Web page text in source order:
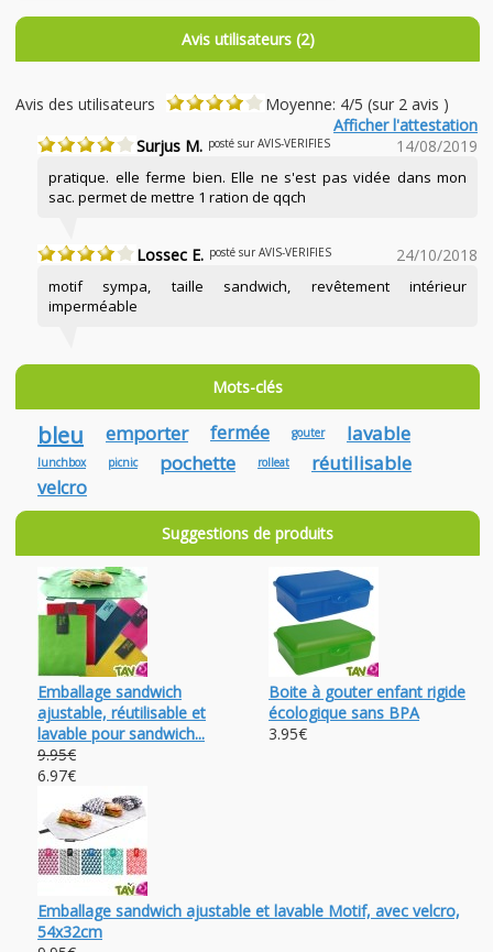
Avis utilisateurs (2)
Avis des utilisateurs
Moyenne: 4/5 (sur 2 avis )
Afficher l'attestation
Surjus M. posté sur AVIS-VERIFIES 14/08/2019
pratique. elle ferme bien. Elle ne s'est pas vidée dans mon
sac. permet de mettre 1 ration de qqch
Lossec E. posté sur AVIS-VERIFIES 24/10/2018
motif sympa, taille sandwich, revêtement intérieur
imperméable
Mots-clés
bleu emporter fermée gouter lavable
lunchbox picnic pochette rolleat réutilisable
velcro
Suggestions de produits
Emballage sandwich
ajustable, réutilisable et
lavable pour sandwich...
9.95€
6.97€
Boite à gouter enfant rigide
écologique sans BPA
3.95€
Emballage sandwich ajustable et lavable Motif, avec velcro,
54x32cm